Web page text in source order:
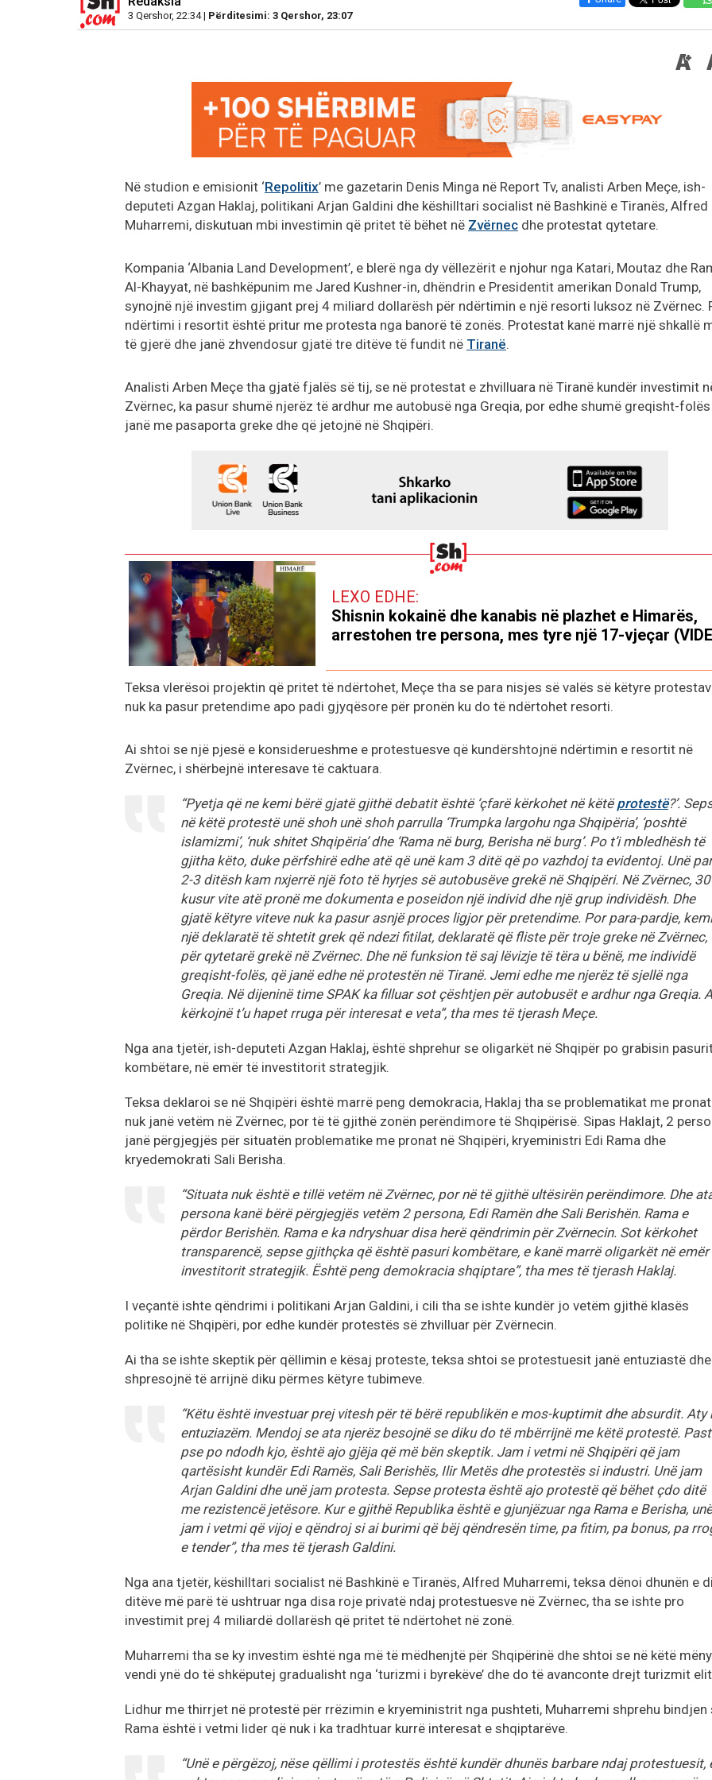
3 Qershor, 22:34 | Përditesimi: 3 Qershor, 23:07
Në studion e emisionit ‘Repolitix’ me gazetarin Denis Minga në Report Tv, analisti Arben Meçe, ish-
deputeti Azgan Haklaj, politikani Arjan Galdini dhe këshilltari socialist në Bashkinë e Tiranës, Alfred
Muharremi, diskutuan mbi investimin që pritet të bëhet në Zvërnec dhe protestat qytetare.
Kompania ‘Albania Land Development’, e blerë nga dy vëllezërit e njohur nga Katari, Moutaz dhe
Al-Khayyat, në bashkëpunim me Jared Kushner-in, dhëndrin e Presidentit amerikan Donald Trump,
synojnë një investim gjigant prej 4 miliard dollarësh për ndërtimin e një resorti luksoz në Zvërnec.
ndërtimi i resortit është pritur me protesta nga banorë të zonës. Protestat kanë marrë një shkallë
të gjerë dhe janë zhvendosur gjatë tre ditëve të fundit në Tiranë.
Analisti Arben Meçe tha gjatë fjalës së tij, se në protestat e zhvilluara në Tiranë kundër investimit
Zvërnec, ka pasur shumë njerëz të ardhur me autobusë nga Greqia, por edhe shumë greqisht-
janë me pasaporta greke dhe që jetojnë në Shqipëri.
LEXO EDHE:
Shisnin kokainë dhe kanabis në plazhet e Himarës,
arrestohen tre persona, mes tyre një 17-vjeçar
Teksa vlerësoi projektin që pritet të ndërtohet, Meçe tha se para nisjes së valës së këtyre
nuk ka pasur pretendime apo padi gjyqësore për pronën ku do të ndërtohet resorti.
Ai shtoi se një pjesë e konsiderueshme e protestuesve që kundërshtojnë ndërtimin e resortit në
Zvërnec, i shërbejnë interesave të caktuara.
“Pyetja që ne kemi bërë gjatë gjithë debatit është ‘çfarë kërkohet në këtëprotestë?’.
në këtë protestë unë shoh unë shoh parrulla ‘Trumpka largohu nga Shqipëria’, ‘poshtë
islamizmi’, ‘nuk shitet Shqipëria’ dhe ‘Rama në burg, Berisha në burg’. Po t’i mbledhësh të
gjitha këto, duke përfshirë edhe atë që unë kam 3 ditë që po vazhdoj ta evidentoj. Unë
2-3 ditësh kam nxjerrë një foto të hyrjes së autobusëve grekë në Shqipëri. Në Zvërnec,
kusur vite atë pronë me dokumenta e poseidon një individ dhe një grup individësh. Dhe
gjatë këtyre viteve nuk ka pasur asnjë proces ligjor për pretendime. Por para-pardje, kemi
një deklaratë të shtetit grek që ndezi fitilat, deklaratë që fliste për troje greke në Zvërnec,
për qytetarë grekë në Zvërnec. Dhe në funksion të saj lëvizje të tëra u bënë, me individë
greqisht-folës, që janë edhe në protestën në Tiranë. Jemi edhe me njerëz të sjellë nga
Greqia. Në dijeninë time SPAK ka filluar sot çështjen për autobusët e ardhur nga Greqia.
kërkojnë t’u hapet rruga për interesat e veta”, tha mes të tjerash Meçe.
Nga ana tjetër, ish-deputeti Azgan Haklaj, është shprehur se oligarkët në Shqipër po grabisin
kombëtare, në emër të investitorit strategjik.
Teksa deklaroi se në Shqipëri është marrë peng demokracia, Haklaj tha se problematikat me pronat
nuk janë vetëm në Zvërnec, por të të gjithë zonën perëndimore të Shqipërisë. Sipas Haklajt, 2
janë përgjegjës për situatën problematike me pronat në Shqipëri, kryeministri Edi Rama dhe
kryedemokrati Sali Berisha.
“Situata nuk është e tillë vetëm në Zvërnec, por në të gjithë ultësirën perëndimore. Dhe
persona kanë bërë përgjegjës vetëm 2 persona, Edi Ramën dhe Sali Berishën. Rama e
përdor Berishën. Rama e ka ndryshuar disa herë qëndrimin për Zvërnecin. Sot kërkohet
transparencë, sepse gjithçka që është pasuri kombëtare, e kanë marrë oligarkët në emër
investitorit strategjik. Është peng demokracia shqiptare”, tha mes të tjerash Haklaj.
I veçantë ishte qëndrimi i politikani Arjan Galdini, i cili tha se ishte kundër jo vetëm gjithë klasës
politike në Shqipëri, por edhe kundër protestës së zhvilluar për Zvërnecin.
Ai tha se ishte skeptik për qëllimin e kësaj proteste, teksa shtoi se protestuesit janë entuziastë dhe
shpresojnë të arrijnë diku përmes këtyre tubimeve.
“Këtu është investuar prej vitesh për të bërë republikën e mos-kuptimit dhe absurdit. Aty
entuziazëm. Mendoj se ata njerëz besojnë se diku do të mbërrijnë me këtë protestë.
pse po ndodh kjo, është ajo gjëja që më bën skeptik. Jam i vetmi në Shqipëri që jam
qartësisht kundër Edi Ramës, Sali Berishës, Ilir Metës dhe protestës si industri. Unë jam
Arjan Galdini dhe unë jam protesta. Sepse protesta është ajo protestë që bëhet çdo ditë
me rezistencë jetësore. Kur e gjithë Republika është e gjunjëzuar nga Rama e Berisha, unë
jam i vetmi që vijoj e qëndroj si ai burimi që bëj qëndresën time, pa fitim, pa bonus, pa
e tender”, tha mes të tjerash Galdini.
Nga ana tjetër, këshilltari socialist në Bashkinë e Tiranës, Alfred Muharremi, teksa dënoi dhunën e
ditëve më parë të ushtruar nga disa roje privatë ndaj protestuesve në Zvërnec, tha se ishte pro
investimit prej 4 miliardë dollarësh që pritet të ndërtohet në zonë.
Muharremi tha se ky investim është nga më të mëdhenjtë për Shqipërinë dhe shtoi se në këtë
vendi ynë do të shkëputej gradualisht nga ‘turizmi i byrekëve’ dhe do të avanconte drejt turizmit
Lidhur me thirrjet në protestë për rrëzimin e kryeministrit nga pushteti, Muharremi shprehu bindjen
Rama është i vetmi lider që nuk i ka tradhtuar kurrë interesat e shqiptarëve.
“Unë e përgëzoj, nëse qëllimi i protestës është kundër dhunës barbare ndaj protestuesit,